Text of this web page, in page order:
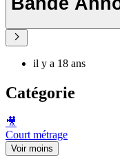
il y a 18 ans
Catégorie
🎥
Court métrage
Voir moins